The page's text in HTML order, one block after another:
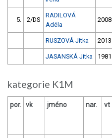
5. 2/DS
RADILOVÁ
Adéla
2008
RUSZOVÁ Jitka 2013
JASANSKÁ Jitka 1981
kategorie K1M
por. vk jméno nar. vt